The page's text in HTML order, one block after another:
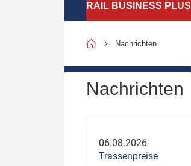
RAIL BUSINESS PLUS
SPNV-Marktdaten
Politik
Nachrichten
Nachrichten
06.08.2026
Trassenpreise